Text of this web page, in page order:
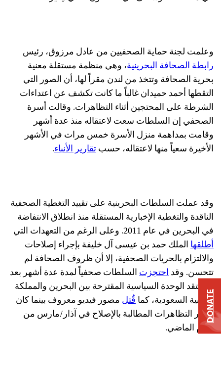
وعلمت لجنة حماية الصحفيين من عادل مرزوق، رئيس
رابطة الصحافة البحرينية، وهي منظمة مستقلة معنية
بحرية الصحافة وتتخذ من لندن مقراً لها، أن الصور التي
التقطها أحمد حميدان غالباً ما كانت تكشف عن اعتداءات
الشرطة على المحتجين أثناء التظاهرات. وقالت أسرة
الصحفي إن السلطات سعت لاعتقاله منذ عدة أشهر
وقامت بمداهمة منزل الأسرة خمس مرات في الأشهر
الأخيرة سعياً منها لاعتقاله، حسبتقارير الأنباء.
وقد عملت السلطات البحرينية على تقييد التغطية الصحفية
الناقدة والتغطية الإخبارية المستقلة منذ انطلاق الانتفاضة
في البحرين في عام 2011. وعلى الرغم من التعهدات التي
أطلقهاالملك حمد بن عيسى آل خليفة بإجراء إصلاحات
والالتزام بالحريات الصحفية، إلا أن ظروف الصحافة لم
تتحسن. وقداحتجزتالسلطات صحفياً لمدة عدة أشهر بعد
أن انتقد الوحدة السياسية المقترحة بين البحرين والمملكة
العربية السعودية، كماقُتل مصور فيديو معروف بينما كان
يصور التظاهرات المطالبة بالإصلاح في آذار/مارس من
العام الماضي.
DONATE